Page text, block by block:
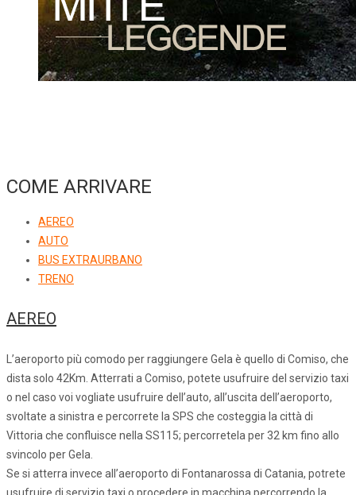
COME ARRIVARE
AEREO
AUTO
BUS EXTRAURBANO
TRENO
AEREO
L’aeroporto più comodo per raggiungere Gela è quello di Comiso, che
dista solo 42Km. Atterrati a Comiso, potete usufruire del servizio taxi
o nel caso voi vogliate usufruire dell’auto, all’uscita dell’aeroporto,
svoltate a sinistra e percorrete la SPS che costeggia la città di
Vittoria che confluisce nella SS115; percorretela per 32 km fino allo
svincolo per Gela.
Se si atterra invece all’aeroporto di Fontanarossa di Catania, potrete